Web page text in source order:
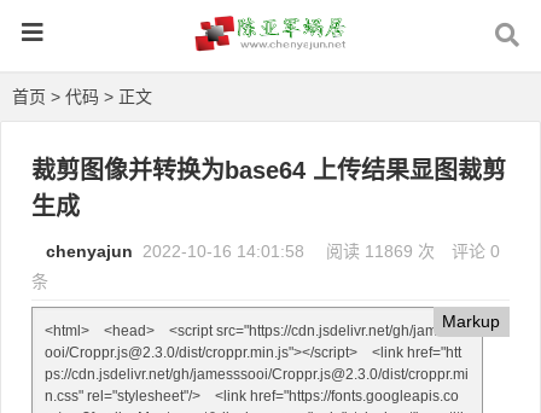
首页 > 代码 > 正文
裁剪图像并转换为base64 上传结果显图裁剪
生成
chenyajun 2022-10-16 14:01:58 阅读 11869 次
评论 0
条
Markup